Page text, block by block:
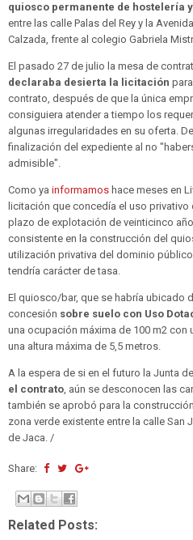
quiosco permanente de hostelería
entre las calle Palas del Rey y la
Calzada, frente al colegio Gabriela
El pasado 27 de julio la mesa de
declaraba desierta la licitación
contrato, después de que la única
consiguiera atender a tiempo los
algunas irregularidades en su oferta.
finalización del expediente al no
admisible".
Como ya informamos hace meses en
licitación que concedía el uso
plazo de explotación de veinticinco
consistente en la construcción del
utilización privativa del dominio
tendría carácter de tasa.
El quiosco/bar, que se habría ubicado
concesión sobre suelo con Uso
una ocupación máxima de 100 m2 con
una altura máxima de 5,5 metros.
A la espera de si en el futuro la Junta
el contrato, aún se desconocen las
también se aprobó para la
zona verde existente entre la calle San
de Jaca. /
Share:
Related Posts: